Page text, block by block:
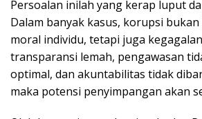
Persoalan inilah yang kerap luput
Dalam banyak kasus, korupsi
moral individu, tetapi juga
transparansi lemah, pengawasan
optimal, dan akuntabilitas tidak
maka potensi penyimpangan akan